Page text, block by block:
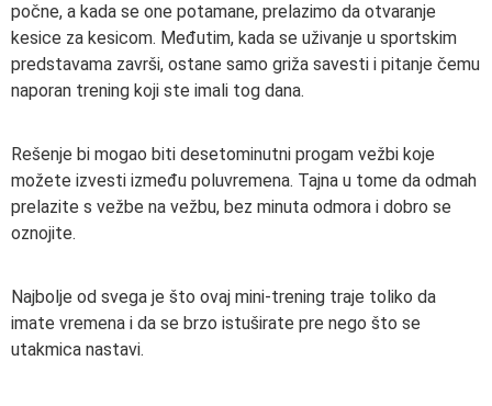
počne, a kada se one potamane, prelazimo da otvaranje
kesice za kesicom. Međutim, kada se uživanje u sportskim
predstavama završi, ostane samo griža savesti i pitanje čemu
naporan trening koji ste imali tog dana.
Rešenje bi mogao biti desetominutni progam vežbi koje
možete izvesti između poluvremena. Tajna u tome da odmah
prelazite s vežbe na vežbu, bez minuta odmora i dobro se
oznojite.
Najbolje od svega je što ovaj mini-trening traje toliko da
imate vremena i da se brzo istuširate pre nego što se
utakmica nastavi.